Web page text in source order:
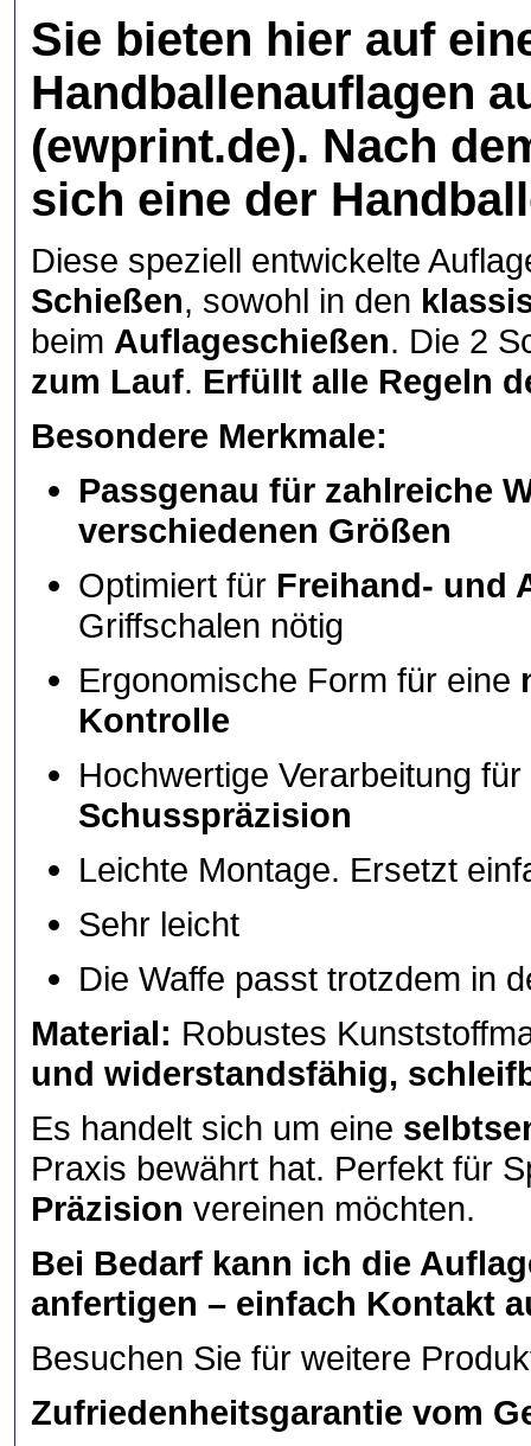
Sie bieten hier auf
Handballenauflagen
(ewprint.de). Nach
sich eine der
Diese speziell entwickelte
Schießen, sowohl in den
beim Auflageschießen. Die 2
zum Lauf. Erfüllt alle Regeln
Besondere Merkmale:
Passgenau für zahlreiche
verschiedenen Größen
Optimiert für Freihand- und
Griffschalen nötig
Ergonomische Form für eine
Kontrolle
Hochwertige Verarbeitung für
Schusspräzision
Leichte Montage. Ersetzt
Sehr leicht
Die Waffe passt trotzdem in
Material: Robustes
und widerstandsfähig,
Es handelt sich um eine
Praxis bewährt hat. Perfekt für
Präzision vereinen möchten.
Bei Bedarf kann ich die
anfertigen – einfach Kontakt
Besuchen Sie für weitere
Zufriedenheitsgarantie vom